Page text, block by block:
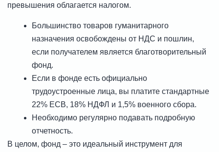
превышения облагается налогом.
Большинство товаров гуманитарного
назначения освобождены от НДС и пошлин,
если получателем является благотворительный
фонд.
Если в фонде есть официально
трудоустроенные лица, вы платите стандартные
22% ЕСВ, 18% НДФЛ и 1,5% военного сбора.
Необходимо регулярно подавать подробную
отчетность.
В целом, фонд – это идеальный инструмент для